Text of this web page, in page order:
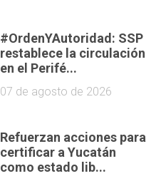
#OrdenYAutoridad: SSP
restablece la circulación
en el Perifé...
07 de agosto de 2026
Refuerzan acciones para
certificar a Yucatán
como estado lib...